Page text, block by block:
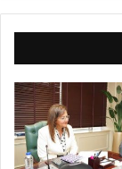
أمناء البرنامج
خلال الاجتماع تم استعرض إنجازات البرنامج خلال عام 2023 حيث
مليار جنيه لأكثر
وشركات خلال
الماضية